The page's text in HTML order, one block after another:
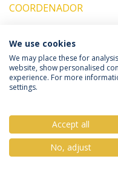
COORDENADOR
Política de
Direitos
© 2026
We use cookies
We may place these for
website, show personalised
experience. For more
settings.
Accept all
No, adjust